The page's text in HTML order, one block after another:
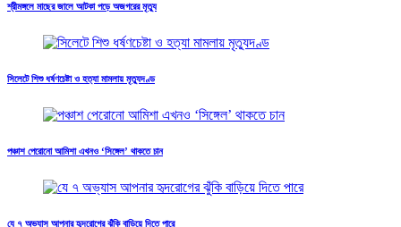
শ্রীমঙ্গলে মাছের জালে আটকা পড়ে অজগরের মৃত্যু
সিলেটে শিশু ধর্ষণচেষ্টা ও হত্যা মামলায় মৃত্যুদণ্ড
পঞ্চাশ পেরোনো আমিশা এখনও ‘সিঙ্গেল’ থাকতে চান
যে ৭ অভ্যাস আপনার হৃদরোগের ঝুঁকি বাড়িয়ে দিতে পারে